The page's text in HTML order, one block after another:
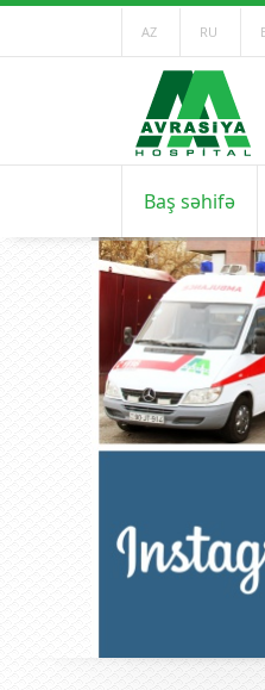
AZ RU
Baş səhifə